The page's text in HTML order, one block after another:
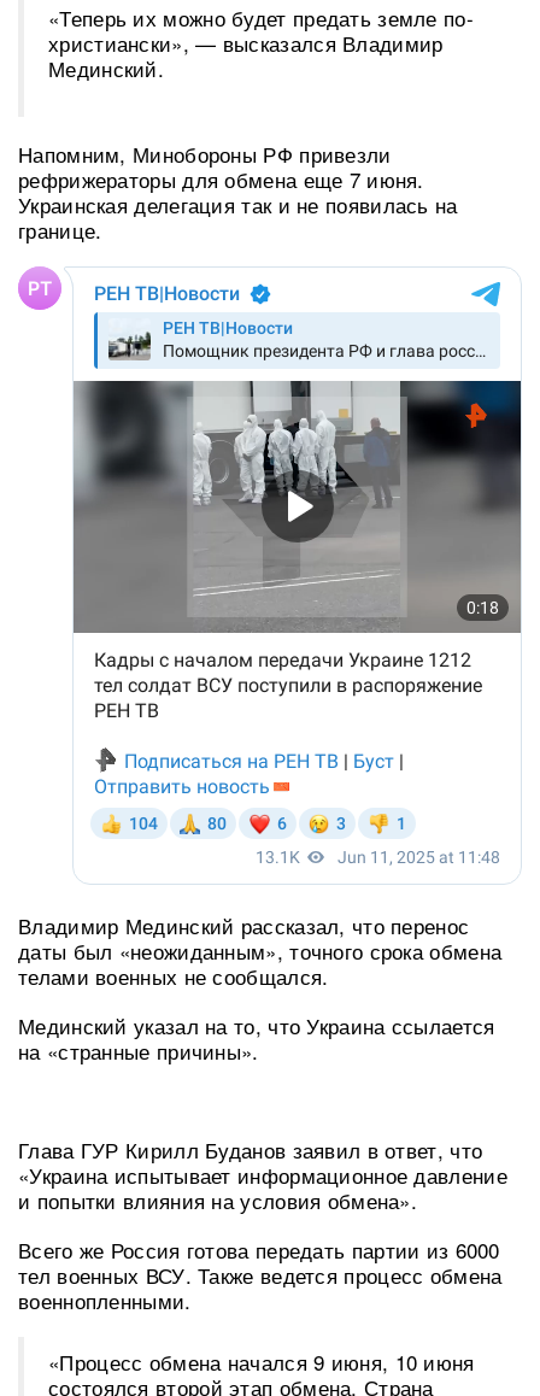
«Теперь их можно будет предать земле по-
христиански», — высказался Владимир
Мединский.
Напомним, Минобороны РФ привезли
рефрижераторы для обмена еще 7 июня.
Украинская делегация так и не появилась на
границе.
Владимир Мединский рассказал, что перенос
даты был «неожиданным», точного срока обмена
телами военных не сообщался.
Мединский указал на то, что Украина ссылается
на «странные причины».
Глава ГУР Кирилл Буданов заявил в ответ, что
«Украина испытывает информационное давление
и попытки влияния на условия обмена».
Всего же Россия готова передать партии из 6000
тел военных ВСУ. Также ведется процесс обмена
военнопленными.
«Процесс обмена начался 9 июня, 10 июня
состоялся второй этап обмена. Страна